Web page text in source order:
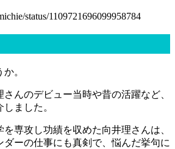
status/1109721696099958784
。
んのデビュー当時や昔の活躍など、
ました。
専攻し功績を収めた向井理さんは、
ダーの仕事にも真剣で、悩んだ挙句に